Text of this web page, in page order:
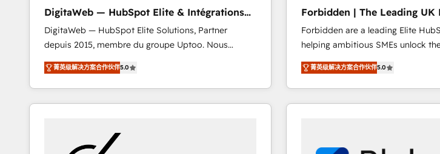
transformation. D'abord les fondations : des
données unifiées, des processus alignés. Ensuite
l'augmentation : l'IA là où elle crée de la valeur. Et
surtout : l'humain qui reste au centre. Parce que la
vraie performance vient de l'intérieur. Act Inside.
Stand Out.
DigitaWeb — HubSpot Elite & Intégrations
ERP
DigitaWeb — HubSpot Elite Solutions, Partner
depuis 2015, membre du groupe Uptoo. Nous
aidons les ETI et PME B2B à unifier Marketing,
Ventes et Service sur HubSpot grâce à la Revenue
Architecture : alignement des équipes, pipeline
prévisible, croissance mesurable. 🔌 Intégrations
Dynamics..), VOIP (Aircall, Ringover, Modjo), Shopify,
Oneflow. 💻 Développements custom : CRM UI
菁英级解决方案合作伙伴5.0
Forbidden | The Leading UK
Consultancy
Forbidden are a leading Elite
helping ambitious SMEs unlock
HubSpot. Too many businesses invest in HubSpot
but never see the ROI they
adoption, messy data, and
getting in the way. That’s where we come in. We
actually drives revenue, not just
菁英级解决方案合作伙伴5.0